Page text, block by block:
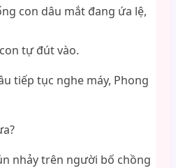
con dâu mắt đang ứa lệ,
tự đút vào.
tiếp tục nghe máy, Phong
nhảy trên người bố chồng